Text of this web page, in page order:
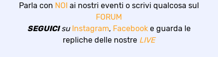
Parla con NOI ai nostri eventi o scrivi qualcosa sul
FORUM
SEGUICIsu Instagram, Facebook e guarda le
repliche delle nostre LIVE